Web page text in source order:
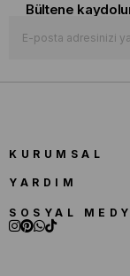
Bültene
KURUMSAL
YARDIM
SOSYAL